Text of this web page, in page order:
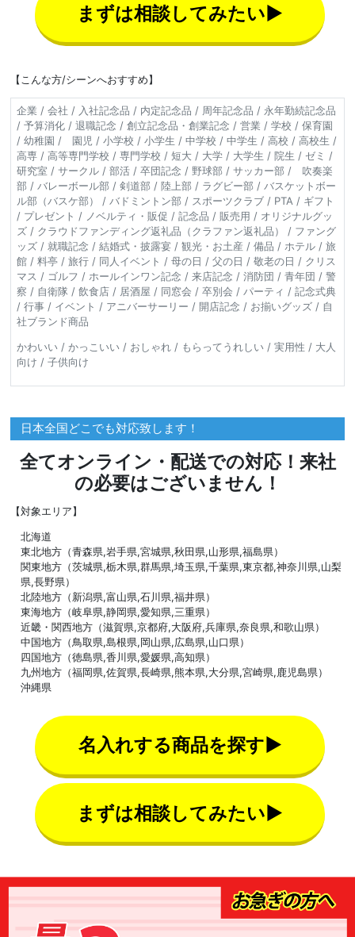
まずは相談してみたい▶
【こんな方/シーンへおすすめ】
企業 / 会社 / 入社記念品 / 内定記念品 / 周年記念品 / 永年勤続記念品
/ 予算消化 / 退職記念 / 創立記念品・創業記念 / 営業 / 学校 / 保育園
/ 幼稚園 / 園児 / 小学校 / 小学生 / 中学校 / 中学生 / 高校 / 高校生 /
高専 / 高等専門学校 / 専門学校 / 短大 / 大学 / 大学生 / 院生 / ゼミ /
研究室 / サークル / 部活 / 卒団記念 / 野球部 / サッカー部 / 吹奏楽
部 / バレーボール部 / 剣道部 / 陸上部 / ラグビー部 / バスケットボー
ル部（バスケ部） / バドミントン部 / スポーツクラブ / PTA / ギフト
/ プレゼント / ノベルティ・販促 / 記念品 / 販売用 / オリジナルグッ
ズ / クラウドファンディング返礼品（クラファン返礼品） / ファング
ッズ / 就職記念 / 結婚式・披露宴 / 観光・お土産 / 備品 / ホテル / 旅
館 / 料亭 / 旅行 / 同人イベント / 母の日 / 父の日 / 敬老の日 / クリス
マス / ゴルフ / ホールインワン記念 / 来店記念 / 消防団 / 青年団 / 警
察 / 自衛隊 / 飲食店 / 居酒屋 / 同窓会 / 卒別会 / パーティ / 記念式典
/ 行事 / イベント / アニバーサーリー / 開店記念 / お揃いグッズ / 自
社ブランド商品
かわいい / かっこいい / おしゃれ / もらってうれしい / 実用性 / 大人
向け / 子供向け
日本全国どこでも対応致します！
全てオンライン・配送での対応！来社
の必要はございません！
【対象エリア】
北海道
東北地方（青森県,岩手県,宮城県,秋田県,山形県,福島県）
関東地方（茨城県,栃木県,群馬県,埼玉県,千葉県,東京都,神奈川県,山梨
県,長野県）
北陸地方（新潟県,富山県,石川県,福井県）
東海地方（岐阜県,静岡県,愛知県,三重県）
近畿・関西地方（滋賀県,京都府,大阪府,兵庫県,奈良県,和歌山県）
中国地方（鳥取県,島根県,岡山県,広島県,山口県）
四国地方（徳島県,香川県,愛媛県,高知県）
九州地方（福岡県,佐賀県,長崎県,熊本県,大分県,宮崎県,鹿児島県）
沖縄県
名入れする商品を探す▶
まずは相談してみたい▶